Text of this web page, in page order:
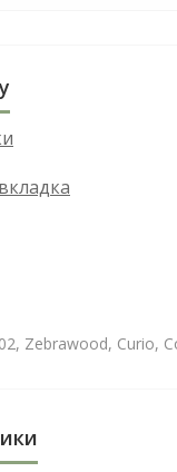
Zebrawood, Curio,